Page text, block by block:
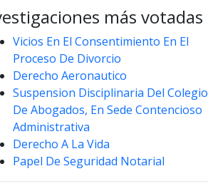
más votadas
Vicios En El Consentimiento En El
Proceso De Divorcio
Derecho Aeronautico
Suspension Disciplinaria Del Colegio
De Abogados, En Sede Contencioso
Administrativa
Derecho A La Vida
Papel De Seguridad Notarial